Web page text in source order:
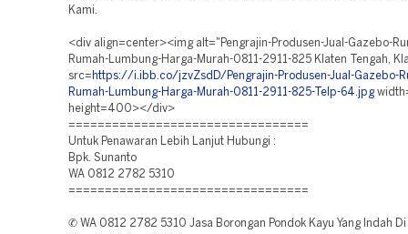
Kami.
<div align=center><img alt="Pengrajin-Produsen-Jual-Gazebo-
Rumah-Lumbung-Harga-Murah-0811-2911-825 Klaten Tengah,
src= https://i.ibb.co/jzvZsdD/Pengrajin-Produsen-Jual-Gazebo-
Rumah-Lumbung-Harga-Murah-0811-2911-825-Telp-64.jpg
height=400></div>
=================================
Untuk Penawaran Lebih Lanjut Hubungi :
Bpk. Sunanto
WA 0812 2782 5310
=================================
✆ WA 0812 2782 5310 Jasa Borongan Pondok Kayu Yang Indah